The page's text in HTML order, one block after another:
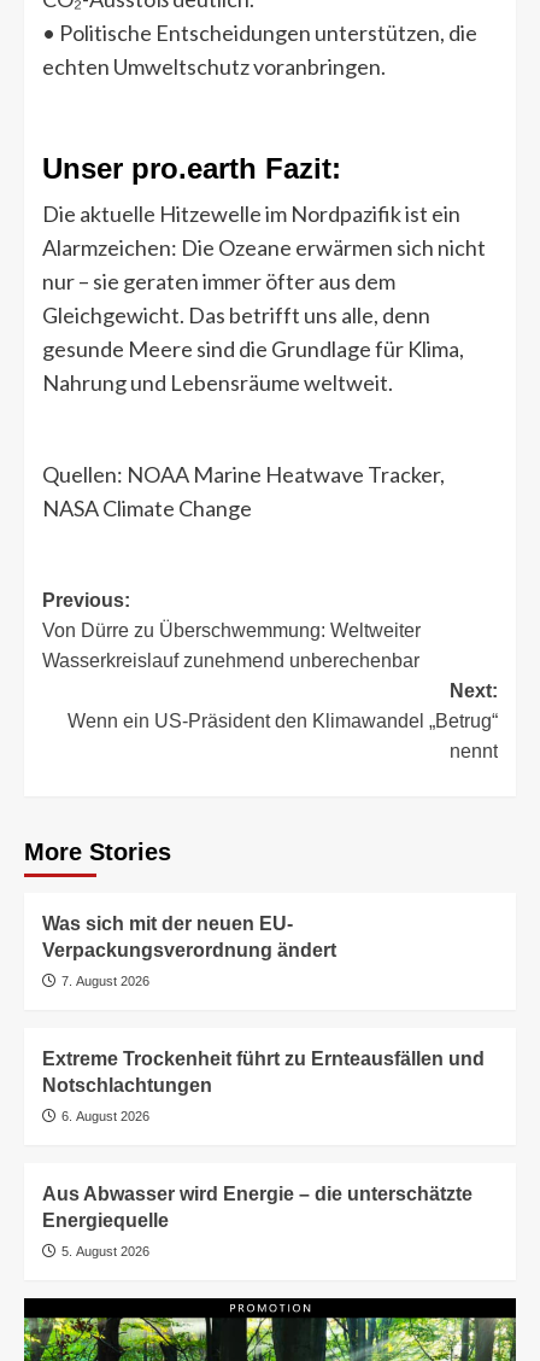
• Politische Entscheidungen unterstützen, die
echten Umweltschutz voranbringen.
Unser pro.earth Fazit:
Die aktuelle Hitzewelle im Nordpazifik ist ein
Alarmzeichen: Die Ozeane erwärmen sich nicht
nur – sie geraten immer öfter aus dem
Gleichgewicht. Das betrifft uns alle, denn
gesunde Meere sind die Grundlage für Klima,
Nahrung und Lebensräume weltweit.
Quellen: NOAA Marine Heatwave Tracker,
NASA Climate Change
Post
navigation
Previous:
Von Dürre zu Überschwemmung: Weltweiter
Wasserkreislauf zunehmend unberechenbar
Next:
Wenn ein US-Präsident den Klimawandel „Betrug“
nennt
More Stories
Was sich mit der neuen EU-
Verpackungsverordnung ändert
7. August 2026
Extreme Trockenheit führt zu Ernteausfällen und
Notschlachtungen
6. August 2026
Aus Abwasser wird Energie – die unterschätzte
Energiequelle
5. August 2026